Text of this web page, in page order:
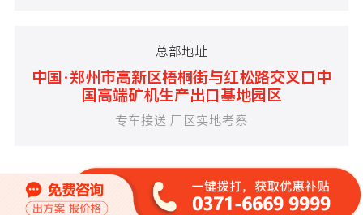
总部地址
中国·郑州市高新区梧桐街与红松路交叉口中
国高端矿机生产出口基地园区
专车接送 厂区实地考察